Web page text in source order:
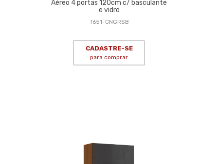
Aéreo 4 portas 120cm c/ basculante
e vidro
T651-CNGRSB
CADASTRE-SE
para comprar